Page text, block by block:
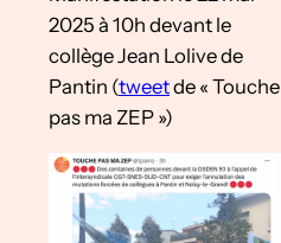
2025 à 10h devant le
collège Jean Lolive de
Pantin (tweetde « Touche
pas ma ZEP »)